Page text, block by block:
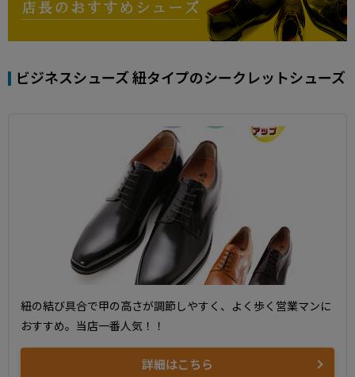
ビジネスシューズ 紐タイプのシークレットシューズ
紐の結び具合で甲の高さが調節しやすく、よく歩く営業マンに
おすすめ。当店一番人気！！
詳細はこちら